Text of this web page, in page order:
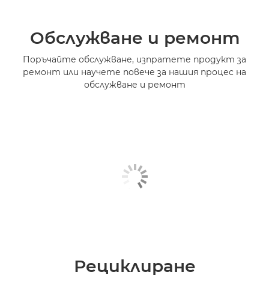
Обслужване и ремонт
Поръчайте обслужване, изпратете продукт за
ремонт или научете повече за нашия процес на
обслужване и ремонт
Рециклиране